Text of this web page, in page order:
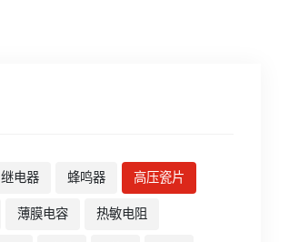
继电器 蜂鸣器 高压瓷片
薄膜电容 热敏电阻